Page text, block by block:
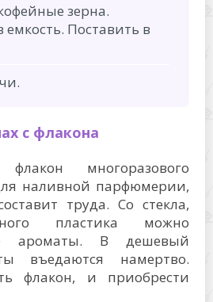
зерна.
Поставить в
с флакона
многоразового
наливной парфюмерии,
труда. Со стекла,
пластика можно
ароматы. В дешевый
въедаются намертво.
флакон, и приобрести